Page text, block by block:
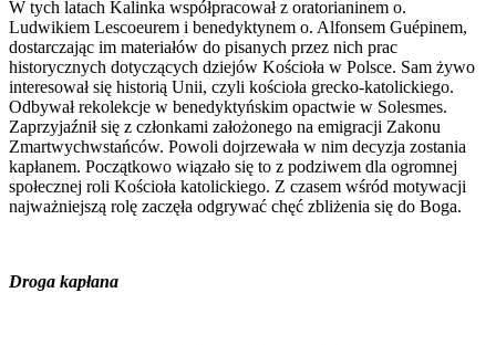
W tych latach Kalinka współpracował z oratorianinem o.
Ludwikiem Lescoeurem i benedyktynem o. Alfonsem Guépinem,
dostarczając im materiałów do pisanych przez nich prac
historycznych dotyczących dziejów Kościoła w Polsce. Sam żywo
interesował się historią Unii, czyli kościoła grecko-katolickiego.
Odbywał rekolekcje w benedyktyńskim opactwie w Solesmes.
Zaprzyjaźnił się z członkami założonego na emigracji Zakonu
Zmartwychwstańców. Powoli dojrzewała w nim decyzja zostania
kapłanem. Początkowo wiązało się to z podziwem dla ogromnej
społecznej roli Kościoła katolickiego. Z czasem wśród motywacji
najważniejszą rolę zaczęła odgrywać chęć zbliżenia się do Boga.
Droga kapłana